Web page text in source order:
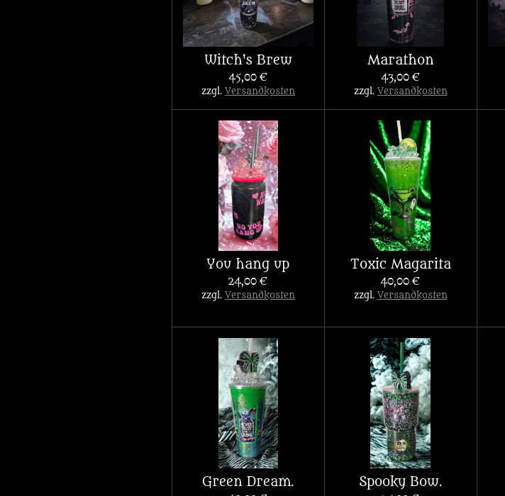
Witch's Brew
45,00 €
zzgl. Versandkosten
Marathon
43,00 €
zzgl. Versandkosten
You hang up
24,00 €
zzgl. Versandkosten
Toxic Magarita
40,00 €
zzgl. Versandkosten
Green Dream. Spooky Bow.